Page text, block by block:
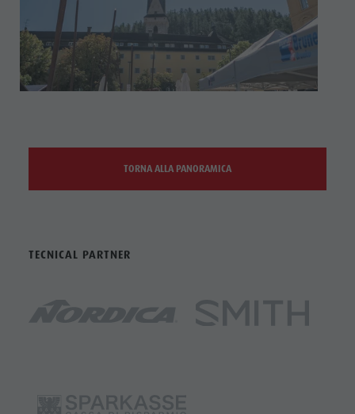
TORNA ALLA PANORAMICA
TECNICAL PARTNER